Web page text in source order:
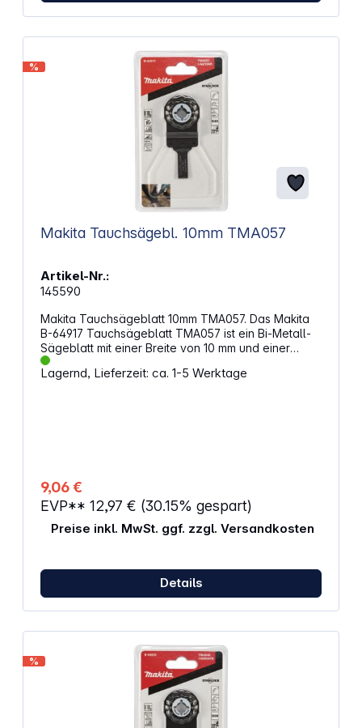
%
Makita Tauchsägebl. 10mm TMA057
Artikel-Nr.:
145590
Makita Tauchsägeblatt 10mm TMA057. Das Makita
B-64917 Tauchsägeblatt TMA057 ist ein Bi-Metall-
Sägeblatt mit einer Breite von 10 mm und einer
Arbeitslänge von 30 mm. Es eignet sich
hervorragend für präzise Tauchschnitte in
Lagernd, Lieferzeit: ca. 1-5 Werktage
9,06 €
EVP** 12,97 € (30.15% gespart)
Preise inkl. MwSt. ggf. zzgl. Versandkosten
Details
%